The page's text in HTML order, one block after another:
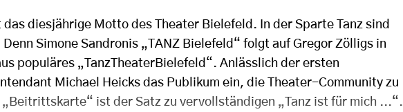
diesjährige Motto des Theater Bielefeld. In der Sparte Tanz sind
Simone Sandronis „TANZ Bielefeld“ folgt auf Gregor Zölligs in
populäres „TanzTheaterBielefeld“. Anlässlich der ersten
Michael Heicks das Publikum ein, die Theater-Community zu
ist der Satz zu vervollständigen „Tanz ist für mich ...“.